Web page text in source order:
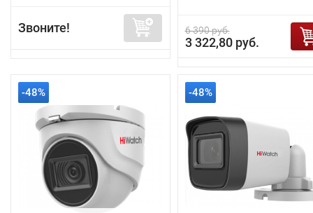
Звоните! 6 390 руб.
3 322,80 руб.
-48% -48%